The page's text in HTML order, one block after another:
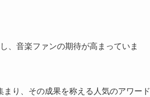
、音楽ファンの期待が高まっていま
り、その成果を称える人気のアワード